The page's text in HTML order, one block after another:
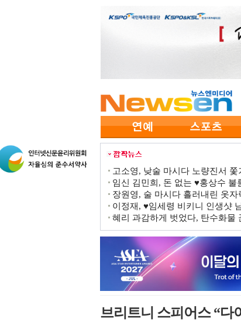
고소영, 낮술 마시다 노량진서
임신 김민희, 돈 없는 ♥홍상수
장원영, 술 마시다 흘러내린 옷
이정재, ♥임세령 비키니 인생샷
혜리 과감하게 벗었다, 탄수화물
브리트니 스피어스 “다